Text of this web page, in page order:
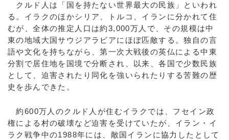
クルド人は「国を持たない世界最大の民族」といわれ
る。イラクのほかシリア、トルコ、イランに分かれて住
むが、全体の推定人口は約3,000万人で、その規模は中
東の地域大国サウジアラビアにほぼ匹敵する。独自の言
語や文化を持ちながら、第一次大戦後の英仏による中東
分割で居住地を国境で分断され、以来、各国で少数民族
として、迫害されたり同化を強いられたりする苦難の歴
史を歩んできた。
約600万人のクルド人が住むイラクでは、フセイン政
権による村の破壊など迫害を受けていたが、イラン・イ
ラク戦争中の1988年には、敵国イランに協力したとして